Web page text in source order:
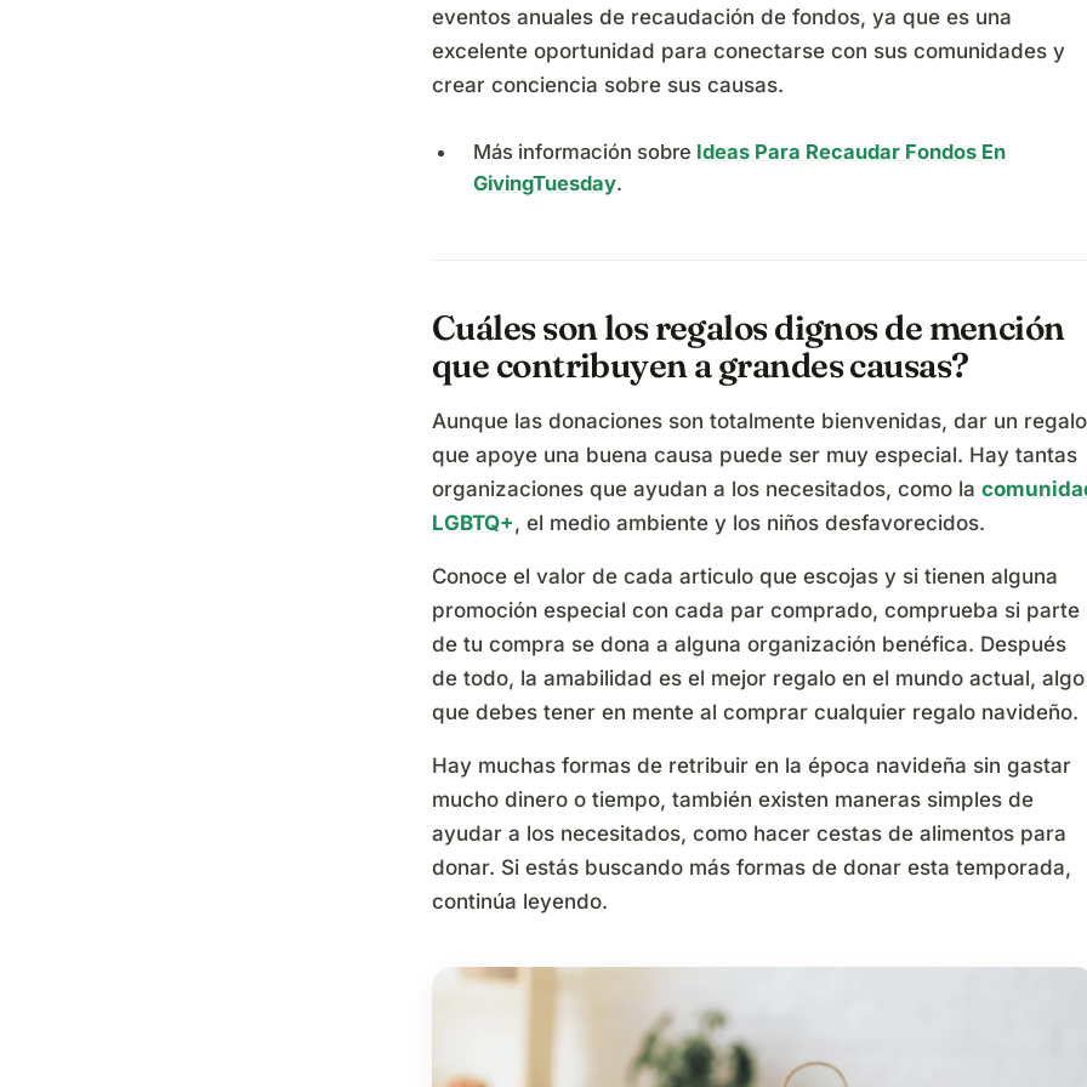
eventos anuales de recaudación de fondos, ya que es una
excelente oportunidad para conectarse con sus comunidades y
crear conciencia sobre sus causas.
Más información sobre Ideas Para Recaudar Fondos En
GivingTuesday.
Cuáles son los regalos dignos de mención
que contribuyen a grandes causas?
Aunque las donaciones son totalmente bienvenidas, dar un regalo
que apoye una buena causa puede ser muy especial. Hay tantas
organizaciones que ayudan a los necesitados, como la
LGBTQ+ , el medio ambiente y los niños desfavorecidos.
Conoce el valor de cada articulo que escojas y si tienen alguna
promoción especial con cada par comprado, comprueba si parte
de tu compra se dona a alguna organización benéfica. Después
de todo, la amabilidad es el mejor regalo en el mundo actual, algo
que debes tener en mente al comprar cualquier regalo navideño.
Hay muchas formas de retribuir en la época navideña sin gastar
mucho dinero o tiempo, también existen maneras simples de
ayudar a los necesitados, como hacer cestas de alimentos para
donar. Si estás buscando más formas de donar esta temporada,
continúa leyendo.